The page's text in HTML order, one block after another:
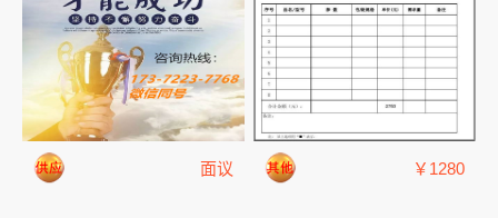
面议 ￥1280